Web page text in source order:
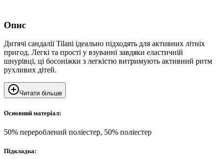
Опис
Дитячі сандалії Tilani ідеально підходять для активних літніх
пригод. Легкі та прості у взуванні завдяки еластичній
шнурівці, ці босоніжки з легкістю витримують активний ритм
рухливих дітей.
Читати більше
Основний матеріал:
50% перероблений поліестер, 50% поліестер
Підкладка: